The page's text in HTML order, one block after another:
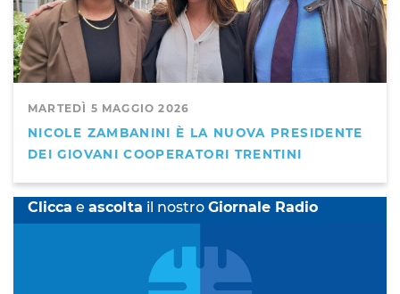
MARTEDÌ 5 MAGGIO 2026
NICOLE ZAMBANINI È LA NUOVA PRESIDENTE
DEI GIOVANI COOPERATORI TRENTINI
Clicca e ascolta il nostro Giornale Radio